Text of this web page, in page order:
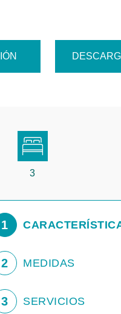
3
1
2 MEDIDAS
3 SERVICIOS